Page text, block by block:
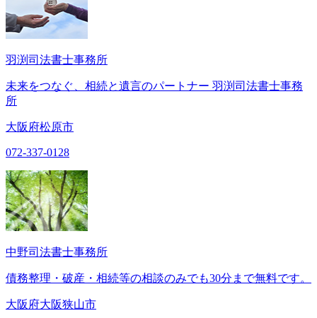
羽渕司法書士事務所
未来をつなぐ、相続と遺言のパートナー 羽渕司法書士事務
所
大阪府松原市
072-337-0128
中野司法書士事務所
債務整理・破産・相続等の相談のみでも30分まで無料です。
大阪府大阪狭山市